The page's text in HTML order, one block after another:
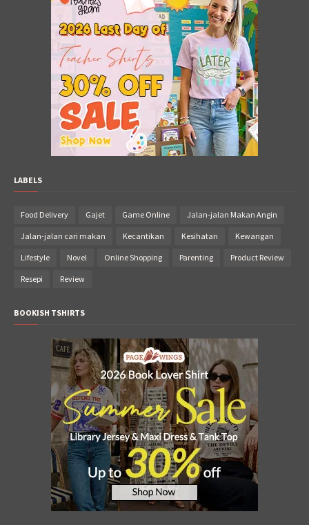
LABELS
Food Delivery Gajet Game Online Jalan-jalan Makan Angin
Jalan-jalan cari makan Kecantikan Kesihatan Kewangan
Lifestyle Novel Online Shopping Parenting Product Review
Resepi Review
BOOKISH TSHIRTS